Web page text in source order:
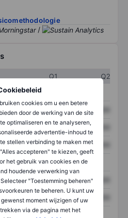
cookies om u een betere
door de werking van de site
optimaliseren en te analyseren,
advertentie-inhoud te
stellen verbinding te maken met
accepteren" te kiezen, geeft
het gebruik van cookies en de
houdende verwerking van
"Toestemming beheren"
te beheren. U kunt uw
moment wijzigen of uw
via de pagina met het
/
Q1
Q2
XXXXXXX XXXXXXX
XXXXXXX XXXXXXX
XXXXXXX XXXXXXX
XXXXXXX XXXXXXX
XXXXXXX XXXXXXX